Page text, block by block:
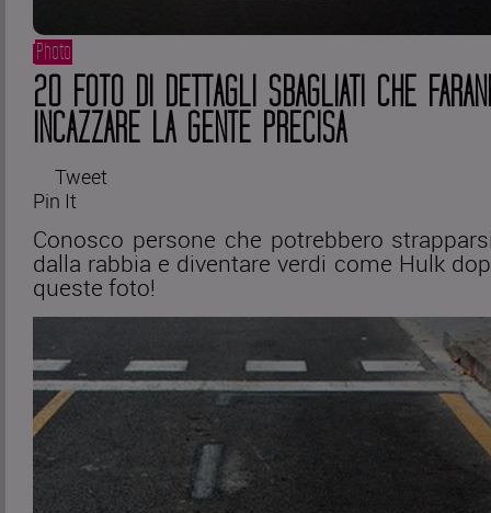
Photo
20 FOTO DI DETTAGLI SBAGLIATI CHE
INCAZZARE LA GENTE PRECISA
Tweet
Pin It
Conosco persone che potrebbero
dalla rabbia e diventare verdi come Hulk
queste foto!